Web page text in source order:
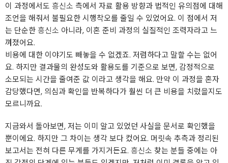
이 과정에서도 흥신소 측에서 자료 활용 방향과 법적인 유의점에 대해
조언을 해줘서 불필요한 시행착오를 줄일 수 있었어요. 이 점에서 저
는 단순한흥신소 아니라, 이혼 준비 과정의 실질적인 조력자라고 느
껴졌어요.
비용에 대한 이야기도 빼놓을 수 없겠죠. 저렴하다고 말할 수는 없어
요. 하지만 결과물의 완성도와 활용도를 기준으로 보면, 감정적으로
소모되는 시간을 줄여준 값 이라고 생각을 해요. 만약 이 과정을 혼자
감당했다면, 의심과 확인을 반복하다가 훨씬 더 큰 비용을 치렀을지도
모르니까요.
지금와서 돌아보면, 저는 이미 알고 있었던 사실을 문서로 확인했을
뿐이에요. 하지만 그 차이는 생각 보다 컸어요. 머릿속 추측과 정리된
보고서는 전혀 다른 무게를 가지거든요. 흥신소 찾는 분들 중에는 아